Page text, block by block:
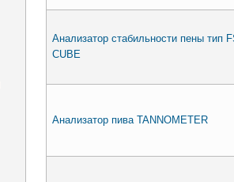
Aнализатор стабильности пены тип
CUBE
Анализатор пива TANNOMETER